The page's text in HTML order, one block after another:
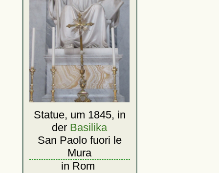
Statue, um 1845, in
der Basilika
San Paolo fuori le
Mura
in Rom